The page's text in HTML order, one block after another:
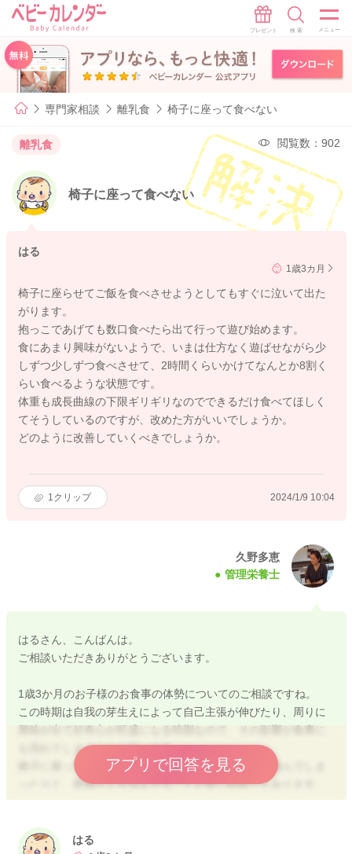
専門家相談 離乳食 椅子に座って食べない
離乳食 閲覧数：902
椅子に座って食べない
はる
1歳3カ月
椅子に座らせてご飯を食べさせようとしてもすぐに泣いて出た
がります。
抱っこであげても数口食べたら出て行って遊び始めます。
食にあまり興味がないようで、いまは仕方なく遊ばせながら少
しずつ少しずつ食べさせて、2時間くらいかけてなんとか8割く
らい食べるような状態です。
体重も成長曲線の下限ギリギリなのでできるだけ食べてほしく
てそうしているのですが、改めた方がいいでしょうか。
どのように改善していくべきでしょうか。
1 クリップ 2024/1/9 10:04
久野多恵
管理栄養士
はるさん、こんばんは。
ご相談いただきありがとうございます。
1歳3か月のお子様のお食事の体勢についてのご相談ですね。
この時期は自我の芽生えによって自己主張が伸びたり、周りに
興味が出て好奇心が旺盛になる時期なので、その影響が食事に
も現れてしまうことが多いです。
椅子に座って食べなかったり、食べ物を投げたり、遊んでしま
ったりと、親御さんを悩ませることが多い時期でもあります。
食事は、しっかりと咀嚼する意識もないので、誤嚥・窒息のリ
アプリで回答を見る
はる